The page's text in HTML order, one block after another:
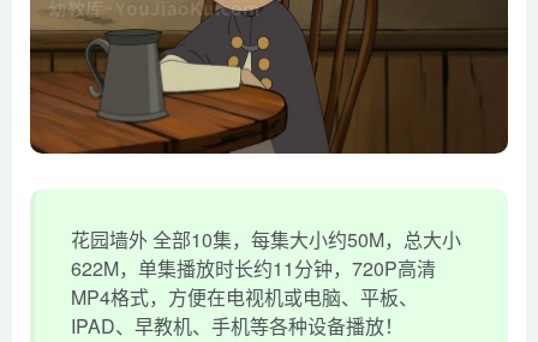
花园墙外 全部10集，每集大小约50M，总大小
622M，单集播放时长约11分钟，720P高清
MP4格式，方便在电视机或电脑、平板、
IPAD、早教机、手机等各种设备播放！